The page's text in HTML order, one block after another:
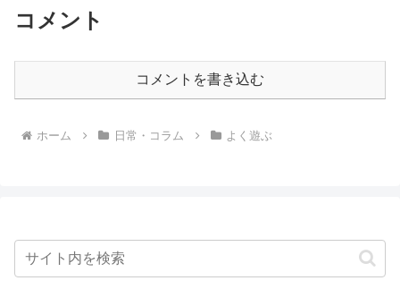
コメント
コメントを書き込む
ホーム 日常・コラム よく遊ぶ